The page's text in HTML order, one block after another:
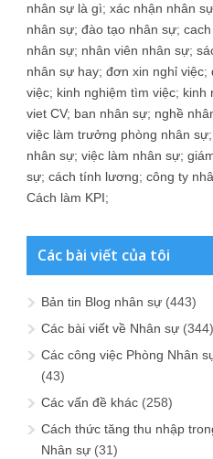
nhân sự là gì; xác nhận nhân sự
nhân sự; đào tạo nhân sự;
nhân sự; nhân viên nhân sự;
nhân sự hay; đơn xin nghỉ việc;
việc; kinh nghiệm tìm việc; kinh
viet CV; ban nhân sự; nghề
việc làm trưởng phòng nhân sự;
nhân sự; việc làm nhân sự;
sự; cách tính lương; công ty
Cách làm KPI;
Các bài viết của tôi
Bản tin Blog nhân sự (443)
Các bài viết về Nhân sự (344)
Các công việc Phòng Nhân
(43)
Các vấn đề khác (258)
Cách thức tăng thu nhập
Nhân sự (31)